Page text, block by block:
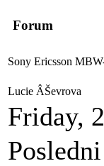
Forum
Sony Ericsson
Lucie ÂŠevrova
Friday,